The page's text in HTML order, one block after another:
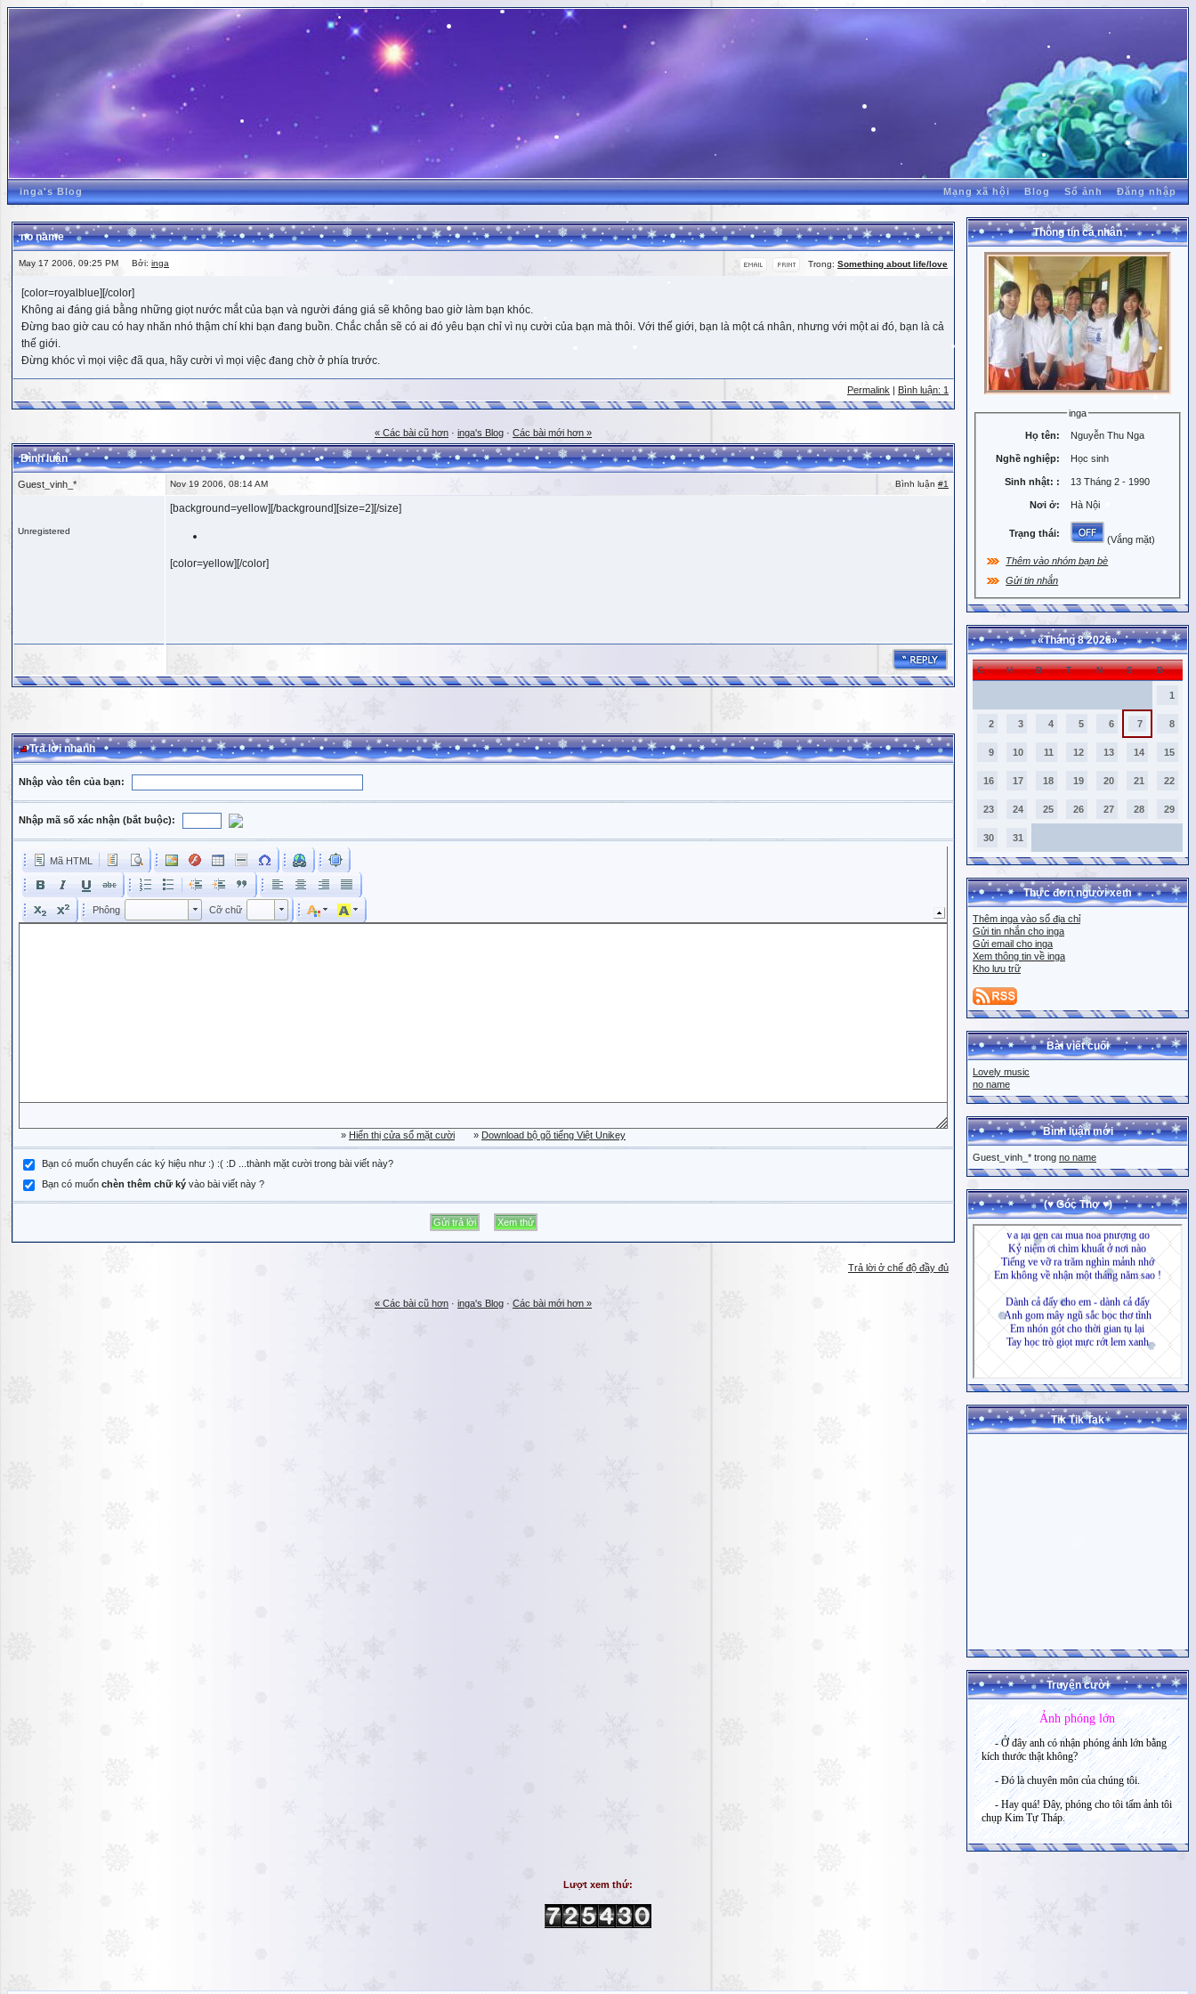
inga's Blog Mạng xã hội Blog Sổ ảnh Đăng nhập
no name
Trong: Something about life/love
May 17 2006, 09:25 PM Bởi: inga
[color=royalblue][/color]
Không ai đáng giá bằng những giọt nước mắt của bạn và người đáng giá sẽ không bao giờ làm bạn khóc.
Đừng bao giờ cau có hay nhăn nhó thậm chí khi bạn đang buồn. Chắc chắn sẽ có ai đó yêu bạn chỉ vì nụ cười của bạn mà thôi. Với thế giới, bạn là một cá nhân, nhưng với một ai đó, bạn là cả
thế giới.
Đừng khóc vì mọi việc đã qua, hãy cười vì mọi việc đang chờ ở phía trước.
Permalink Bình luận: 1
« Các bài cũ hơn · inga's Blog · Các bài mới hơn »
Bình luận
Guest_vinh_* Nov 19 2006, 08:14 AM Bình luận #1
Unregistered
[background=yellow][/background][size=2][/size]
[color=yellow][/color]
Trả lời nhanh
Nhập vào tên của bạn:
Nhập mã số xác nhận (bắt buộc):
Mã HTML
Phông Cỡ chữ Kích cỡ phông
» Hiển thị cửa sổ mặt cười » Download bộ gõ tiếng Việt Unikey
Bạn có muốn chuyển các ký hiệu như :) :( :D ...thành mặt cười trong bài viết này?
Bạn có muốn chèn thêm chữ ký vào bài viết này ?
Trả lời ở chế độ đầy đủ
« Các bài cũ hơn · inga's Blog · Các bài mới hơn »
Thông tin cá nhân
inga
Họ tên: Nguyễn Thu Nga
Nghề nghiệp: Học sinh
Sinh nhật: : 13 Tháng 2 - 1990
Nơi ở: Hà Nội
Trạng thái:
(Vắng mặt)
Thêm vào nhóm bạn bè
Gửi tin nhắn
«Tháng 8 2026»
C H B T N S B
1
2 3 4 5 6 7 8
9 10 11 12 13 14 15
16 17 18 19 20 21 22
23 24 25 26 27 28 29
30 31
Thực đơn người xem
Thêm inga vào sổ địa chỉ
Gửi tin nhắn cho inga
Gửi email cho inga
Xem thông tin về inga
Kho lưu trữ
Bài viết cuối
Lovely music
no name
Bình luận mới
Guest_vinh_* trong no name
(♥ Góc Thơ ♥)
Tik Tik Tak
Truyện cười
Lượt xem thứ: